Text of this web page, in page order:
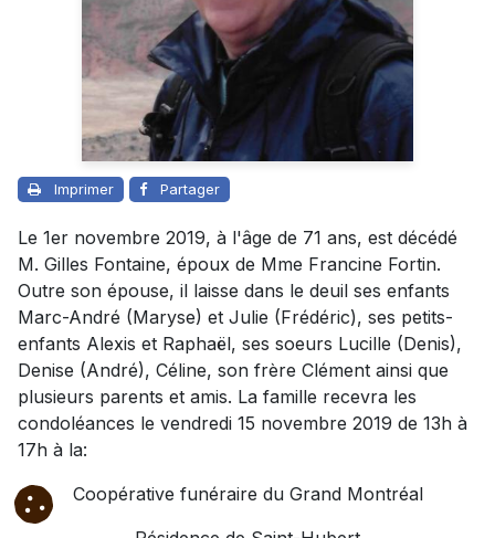
Imprimer Partager
Le 1er novembre 2019, à l'âge de 71 ans, est décédé
M. Gilles Fontaine, époux de Mme Francine Fortin.
Outre son épouse, il laisse dans le deuil ses enfants
Marc-André (Maryse) et Julie (Frédéric), ses petits-
enfants Alexis et Raphaël, ses soeurs Lucille (Denis),
Denise (André), Céline, son frère Clément ainsi que
plusieurs parents et amis. La famille recevra les
condoléances le vendredi 15 novembre 2019 de 13h à
17h à la:
Coopérative funéraire du Grand Montréal